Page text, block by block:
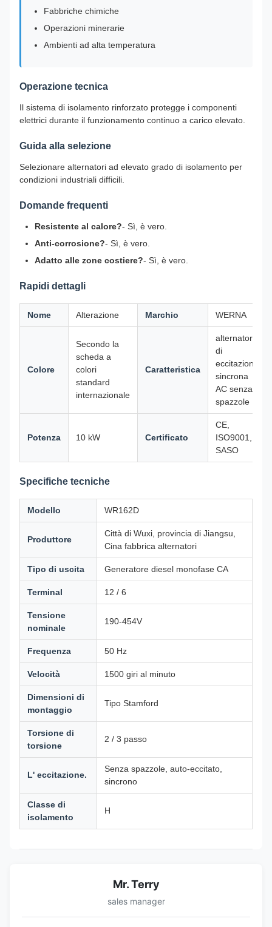
Fabbriche chimiche
Operazioni minerarie
Ambienti ad alta temperatura
Operazione tecnica
Il sistema di isolamento rinforzato protegge i componenti
elettrici durante il funzionamento continuo a carico elevato.
Guida alla selezione
Selezionare alternatori ad elevato grado di isolamento per
condizioni industriali difficili.
Domande frequenti
Resistente al calore?- Sì, è vero.
Anti-corrosione?- Sì, è vero.
Adatto alle zone costiere?- Sì, è vero.
Rapidi dettagli
Nome Alterazione Marchio WERNA
Colore
Secondo la
scheda a
colori
standard
internazionale
Caratteristica
alternatore
di
eccitazione
sincrona
AC senza
spazzole
Potenza 10 kW Certificato
CE,
ISO9001,
SASO
Specifiche tecniche
Modello WR162D
Produttore
Città di Wuxi, provincia di Jiangsu,
Cina fabbrica alternatori
Tipo di uscita Generatore diesel monofase CA
Terminal 12 / 6
Tensione
nominale
190-454V
Frequenza 50 Hz
Velocità 1500 giri al minuto
Dimensioni di
montaggio
Tipo Stamford
Torsione di
torsione
2 / 3 passo
L' eccitazione.
Senza spazzole, auto-eccitato,
sincrono
Classe di
isolamento
H
Mr. Terry
sales manager